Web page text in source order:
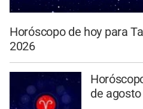
Horóscopo de hoy para
2026
de